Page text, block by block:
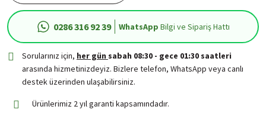
0286 316 92 39 WhatsApp Bilgi ve Sipariş Hattı
Sorularınız için, her gün sabah 08:30 - gece 01:30 saatleri
arasında hizmetinizdeyiz. Bizlere telefon, WhatsApp veya canlı
destek üzerinden ulaşabilirsiniz.
Ürünlerimiz 2 yıl garanti kapsamındadır.